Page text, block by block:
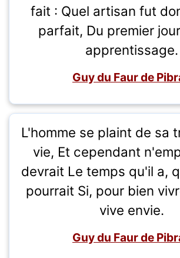
fait : Quel artisan fut
parfait, Du premier
apprentissage.
Guy du Faur de
L'homme se plaint de sa
vie, Et cependant
devrait Le temps qu'il a,
pourrait Si, pour bien
vive envie.
Guy du Faur de